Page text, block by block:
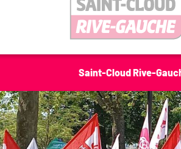
Saint-Cloud Rive-